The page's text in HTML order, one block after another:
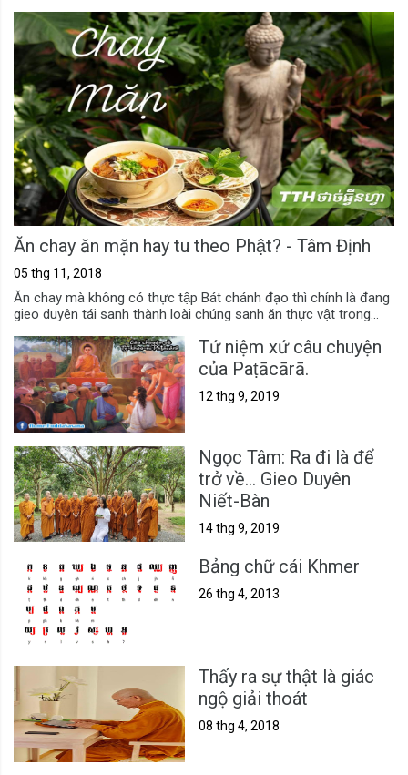
Ăn chay ăn mặn hay tu theo Phật? - Tâm Định
05 thg 11, 2018
Ăn chay mà không có thực tập Bát chánh đạo thì chính là đang
gieo duyên tái sanh thành loài chúng sanh ăn thực vật trong...
Tứ niệm xứ câu chuyện
của Paṭācārā.
12 thg 9, 2019
Ngọc Tâm: Ra đi là để
trở về... Gieo Duyên
Niết-Bàn
14 thg 9, 2019
Bảng chữ cái Khmer
26 thg 4, 2013
Thấy ra sự thật là giác
ngộ giải thoát
08 thg 4, 2018